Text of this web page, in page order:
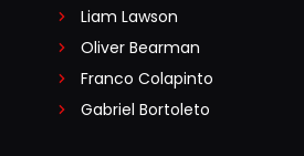
Liam Lawson
Oliver Bearman
Franco Colapinto
Gabriel Bortoleto